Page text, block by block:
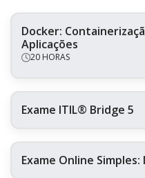
Docker:
Aplicações
20 HORAS
Exame ITIL® Bridge 5
Exame Online